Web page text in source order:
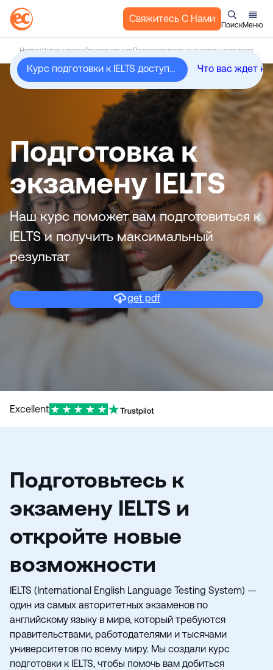
р
н
и
ю
Свяжитесь С Нами
ПоискМеню
Home Курсы английского языка Подготовительные курсы для
Подготовка к
экзамену IELTS
Наш курс поможет вам подготовиться к
IELTS и получить максимальный
результат
get pdf
Excellent
Подготовьтесь к
экзамену IELTS и
откройте новые
возможности
IELTS (International English Language Testing System) —
один из самых авторитетных экзаменов по
английскому языку в мире, который требуются
правительствами, работодателями и тысячами
университетов по всему миру. Мы создали курс
подготовки к IELTS, чтобы помочь вам добиться
Курс подготовки к IELTS доступен в следующих локациях Что вас ждет